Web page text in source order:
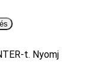
t. Nyomj